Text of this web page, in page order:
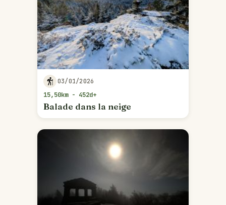
03/01/2026
15,50km - 452d+
Balade dans la neige